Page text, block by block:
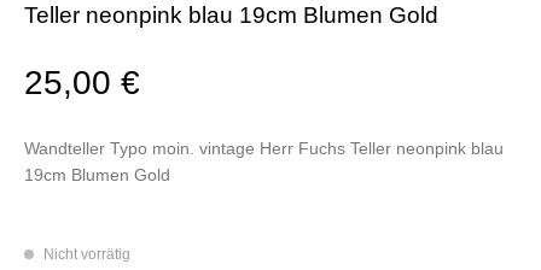
Teller neonpink blau 19cm Blumen Gold
25,00€
Wandteller Typo moin. vintage Herr Fuchs Teller neonpink blau
19cm Blumen Gold
Nicht vorrätig